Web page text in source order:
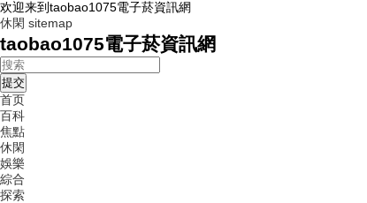
欢迎来到taobao1075電子菸資訊網
休閑 sitemap
taobao1075電子菸資訊網
首页
百科
焦點
休閑
娛樂
綜合
探索